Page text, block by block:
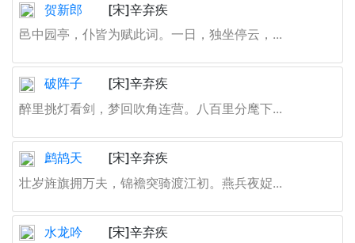
贺新郎
[宋]辛弃疾
邑中园亭，仆皆为赋此词。一日，独坐停云，...
破阵子
[宋]辛弃疾
醉里挑灯看剑，梦回吹角连营。八百里分麾下...
鹧鸪天
[宋]辛弃疾
壮岁旌旗拥万夫，锦襜突骑渡江初。燕兵夜娖...
水龙吟
[宋]辛弃疾